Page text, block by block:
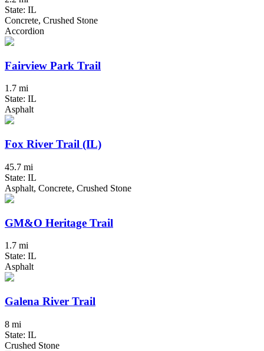
State: IL
Concrete, Crushed Stone
Accordion
Fairview Park Trail
1.7 mi
State: IL
Asphalt
Fox River Trail (IL)
45.7 mi
State: IL
Asphalt, Concrete, Crushed Stone
GM&O Heritage Trail
1.7 mi
State: IL
Asphalt
Galena River Trail
8 mi
State: IL
Crushed Stone